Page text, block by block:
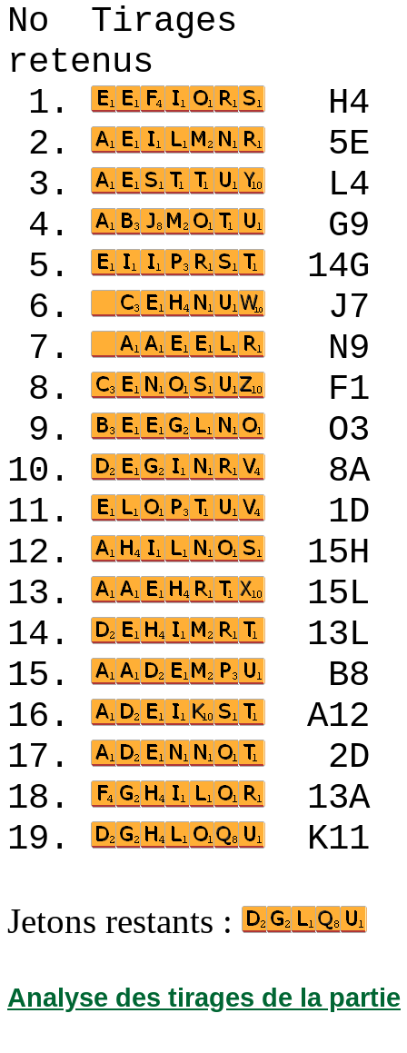
No Tirages
retenus
1.
2.
3.
4.
5.
6.
7.
8.
9.
10.
11.
12.
13.
14.
15.
16.
17.
18.
19.
Jetons restants :
Analyse des tirages de la partie